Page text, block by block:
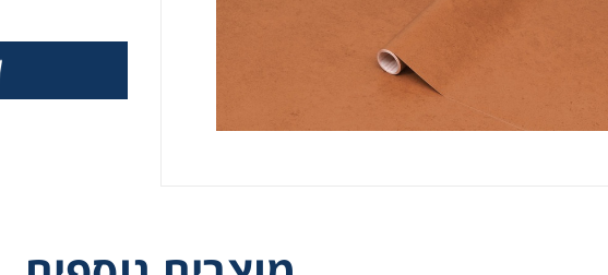
אני מאשר קבלת חומרים פרסומים מגטר